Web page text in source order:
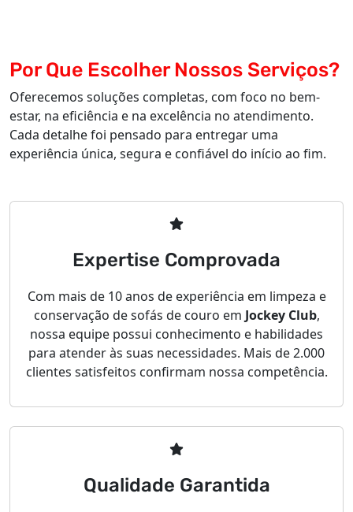
Por Que Escolher Nossos Serviços?
Oferecemos soluções completas, com foco no bem-
estar, na eficiência e na excelência no atendimento.
Cada detalhe foi pensado para entregar uma
experiência única, segura e confiável do início ao fim.
Expertise Comprovada
Com mais de 10 anos de experiência em limpeza e
conservação de sofás de couro em Jockey Club,
nossa equipe possui conhecimento e habilidades
para atender às suas necessidades. Mais de 2.000
clientes satisfeitos confirmam nossa competência.
Qualidade Garantida